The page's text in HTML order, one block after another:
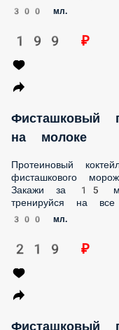
Фисташковый
мороженого. Протеин
тренировки, забери
219 ₽
Фисташковый
воде
Протеиновый
тренировки, забери
300 мл.
199 ₽